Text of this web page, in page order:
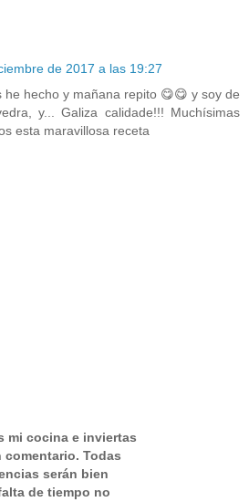
de 2017 a las 19:27
he hecho y mañana repito 😋😋 y soy de
y... Galiza calidade!!! Muchísimas
esta maravillosa receta
mi cocina e inviertas
comentario. Todas
serán bien
de tiempo no